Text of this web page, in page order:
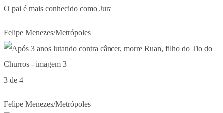
O pai é mais conhecido como Jura
Felipe Menezes/Metrópoles
3 de 4
Felipe Menezes/Metrópoles